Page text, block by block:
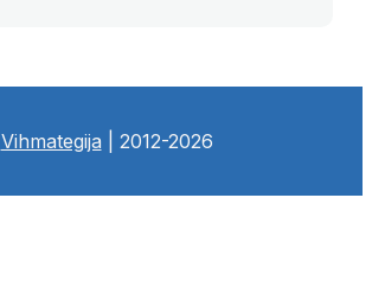
Vihmategija | 2012-2026